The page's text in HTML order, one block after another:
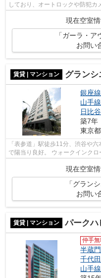
しており、オートロックや防犯カ
現在空室情
「ガーラ・
お問い
賃貸 | マンション グランシ
銀座線
山手線
日比
築7年
東京都
「表参道」駅徒歩11分、渋谷や
で陽当り良好。 ウォークインク
現在空室情
「グラン
お問い
賃貸 | マンション パークハ
仲手
半蔵
千代
山手線